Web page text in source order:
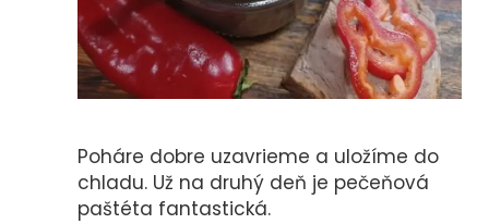
Poháre dobre uzavrieme a uložíme do
chladu. Už na druhý deň je pečeňová
paštéta fantastická.